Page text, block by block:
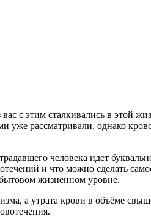
с этим сталкивались в этой
уже рассматривали, однако
человека идет
и что можно сделать
жизненном уровне.
а утрата крови в объёме